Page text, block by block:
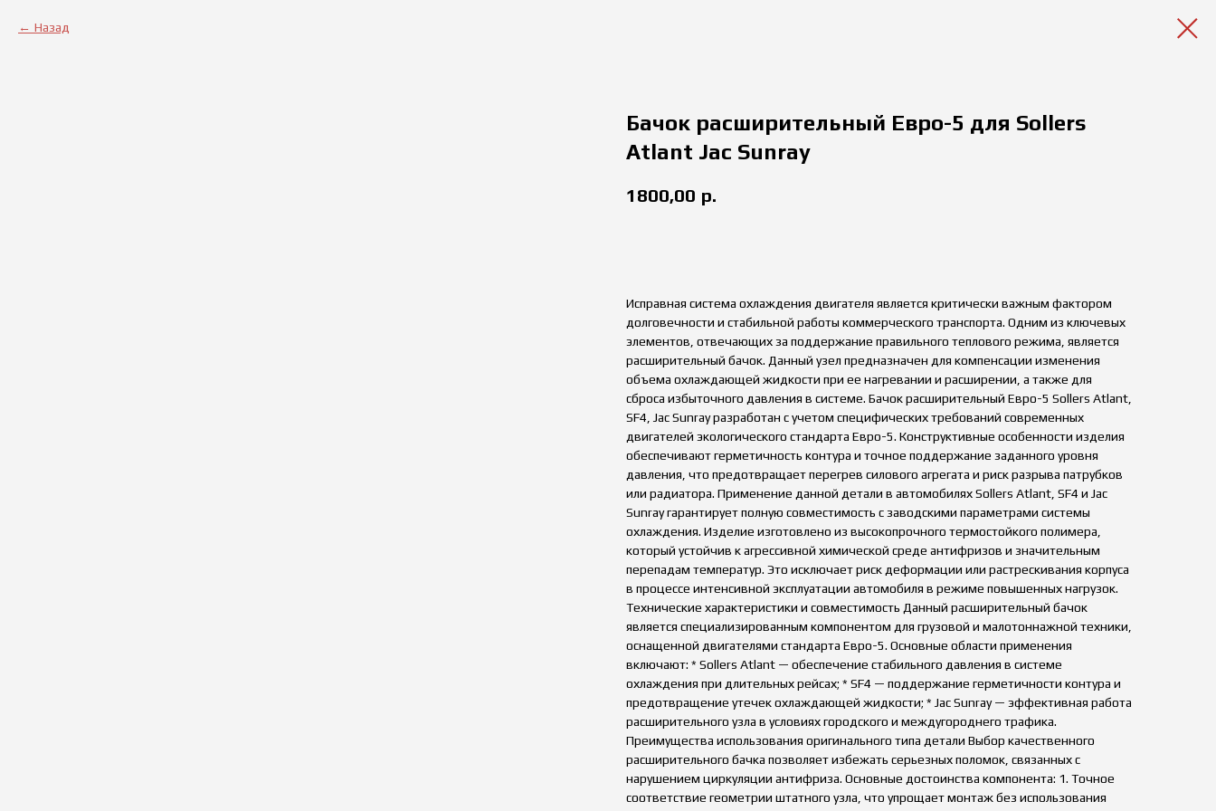
Назад
Бачок расширительный Евро-5 для Sollers
Atlant Jac Sunray
1800,00 р.
Исправная система охлаждения двигателя является критически важным фактором
долговечности и стабильной работы коммерческого транспорта. Одним из ключевых
элементов, отвечающих за поддержание правильного теплового режима, является
расширительный бачок. Данный узел предназначен для компенсации изменения
объема охлаждающей жидкости при ее нагревании и расширении, а также для
сброса избыточного давления в системе. Бачок расширительный Евро-5 Sollers Atlant,
SF4, Jac Sunray разработан с учетом специфических требований современных
двигателей экологического стандарта Евро-5. Конструктивные особенности изделия
обеспечивают герметичность контура и точное поддержание заданного уровня
давления, что предотвращает перегрев силового агрегата и риск разрыва патрубков
или радиатора. Применение данной детали в автомобилях Sollers Atlant, SF4 и Jac
Sunray гарантирует полную совместимость с заводскими параметрами системы
охлаждения. Изделие изготовлено из высокопрочного термостойкого полимера,
который устойчив к агрессивной химической среде антифризов и значительным
перепадам температур. Это исключает риск деформации или растрескивания корпуса
в процессе интенсивной эксплуатации автомобиля в режиме повышенных нагрузок.
Технические характеристики и совместимость Данный расширительный бачок
является специализированным компонентом для грузовой и малотоннажной техники,
оснащенной двигателями стандарта Евро-5. Основные области применения
включают: * Sollers Atlant — обеспечение стабильного давления в системе
охлаждения при длительных рейсах; * SF4 — поддержание герметичности контура и
предотвращение утечек охлаждающей жидкости; * Jac Sunray — эффективная работа
расширительного узла в условиях городского и междугороднего трафика.
Преимущества использования оригинального типа детали Выбор качественного
расширительного бачка позволяет избежать серьезных поломок, связанных с
нарушением циркуляции антифриза. Основные достоинства компонента: 1. Точное
соответствие геометрии штатного узла, что упрощает монтаж без использования